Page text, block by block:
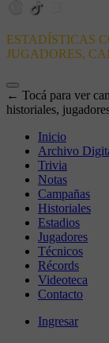
ESTADÍSTICAS
JUGADORES,
← Tocá para ver
historiales,
Inicio
Archivo
Trivia
Notas
Campañas
Historiales
Estadios
Jugadores
Técnicos
Récords
Videoteca
Contacto
Ingresar